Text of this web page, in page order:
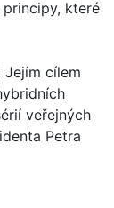
které
Jejím cílem
veřejných
Petra